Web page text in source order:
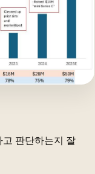
고 판단하는지 잘